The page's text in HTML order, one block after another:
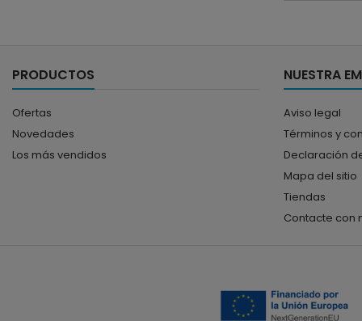
PRODUCTOS
Ofertas
Novedades
Los más vendidos
NUESTRA
Aviso legal
Términos y
Declaración
Mapa del sitio
Tiendas
Contacte con